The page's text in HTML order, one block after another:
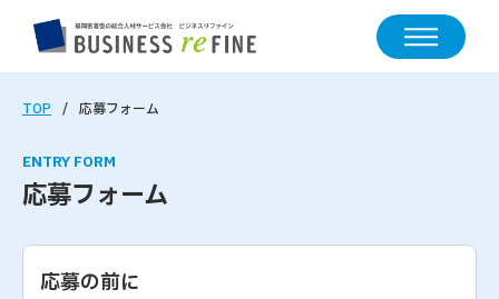
TOP 応募フォーム
ENTRY FORM
応募フォーム
応募の前に